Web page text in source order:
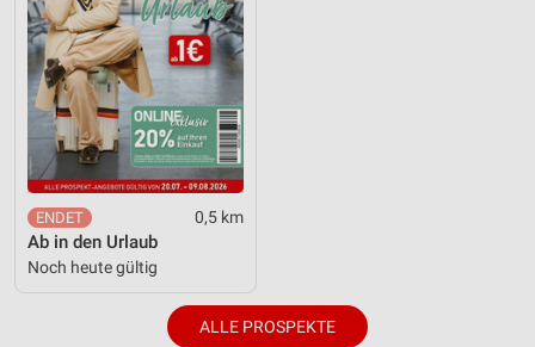
0,5 km
Ab in den Urlaub
Noch heute gültig
ALLE PROSPEKTE